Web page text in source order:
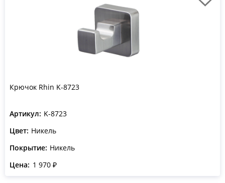
Крючок Rhin K-8723
Артикул: K-8723
Цвет: Никель
Покрытие: Никель
Цена: 1 970 ₽